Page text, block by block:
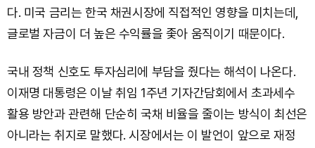
다. 미국 금리는 한국 채권시장에 직접적인 영향을 미치는데,
글로벌 자금이 더 높은 수익률을 좇아 움직이기 때문이다.
국내 정책 신호도 투자심리에 부담을 줬다는 해석이 나온다.
이재명 대통령은 이날 취임 1주년 기자간담회에서 초과세수
활용 방안과 관련해 단순히 국채 비율을 줄이는 방식이 최선은
아니라는 취지로 말했다. 시장에서는 이 발언이 앞으로 재정